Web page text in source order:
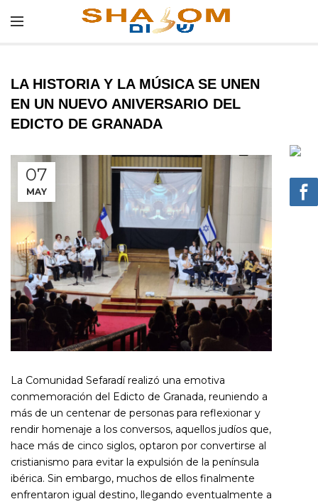
LA HISTORIA Y LA MÚSICA SE UNEN
EN UN NUEVO ANIVERSARIO DEL
EDICTO DE GRANADA
07
MAY
La Comunidad Sefaradí realizó una emotiva
conmemoración del Edicto de Granada, reuniendo a
más de un centenar de personas para reflexionar y
rendir homenaje a los conversos, aquellos judíos que,
hace más de cinco siglos, optaron por convertirse al
cristianismo para evitar la expulsión de la península
ibérica. Sin embargo, muchos de ellos finalmente
enfrentaron igual destino, llegando eventualmente a